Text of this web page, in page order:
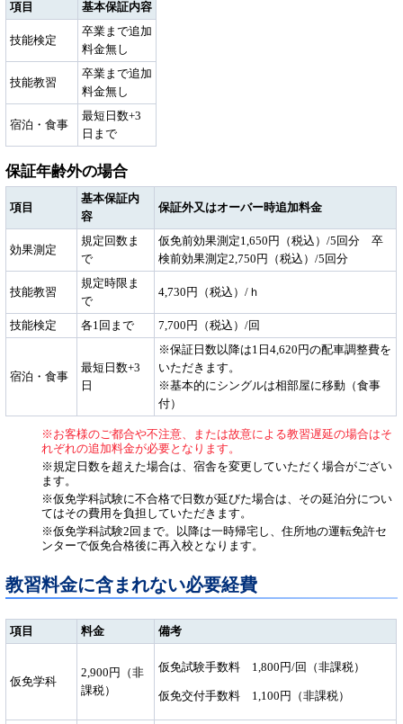
項目 基本保証内容
技能検定
卒業まで追加
料金無し
技能教習
卒業まで追加
料金無し
宿泊・食事
最短日数+3
日まで
保証年齢外の場合
項目
基本保証内
容
保証外又はオーバー時追加料金
効果測定
規定回数ま
で
仮免前効果測定1,650円（税込）/5回分 卒
検前効果測定2,750円（税込）/5回分
技能教習
規定時限ま
で
4,730円（税込）/ｈ
技能検定 各1回まで 7,700円（税込）/回
宿泊・食事
最短日数+3
日
※保証日数以降は1日4,620円の配車調整費を
いただきます。
※基本的にシングルは相部屋に移動（食事
付）
※お客様のご都合や不注意、または故意による教習遅延の場合はそ
れぞれの追加料金が必要となります。
※規定日数を超えた場合は、宿舎を変更していただく場合がござい
ます。
※仮免学科試験に不合格で日数が延びた場合は、その延泊分につい
てはその費用を負担していただきます。
※仮免学科試験2回まで。以降は一時帰宅し、住所地の運転免許セ
ンターで仮免合格後に再入校となります。
教習料金に含まれない必要経費
項目 料金 備考
仮免学科
2,900円（非
課税）
仮免試験手数料 1,800円/回（非課税）
仮免交付手数料 1,100円（非課税）